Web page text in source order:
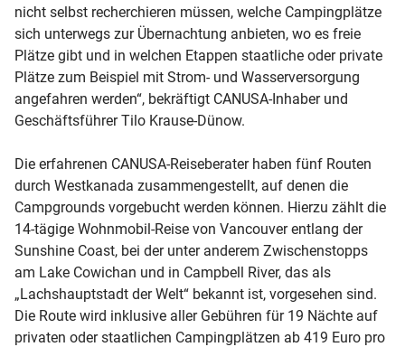
nicht selbst recherchieren müssen, welche Campingplätze
sich unterwegs zur Übernachtung anbieten, wo es freie
Plätze gibt und in welchen Etappen staatliche oder private
Plätze zum Beispiel mit Strom- und Wasserversorgung
angefahren werden“, bekräftigt CANUSA-Inhaber und
Geschäftsführer Tilo Krause-Dünow.
Die erfahrenen CANUSA-Reiseberater haben fünf Routen
durch Westkanada zusammengestellt, auf denen die
Campgrounds vorgebucht werden können. Hierzu zählt die
14-tägige Wohnmobil-Reise von Vancouver entlang der
Sunshine Coast, bei der unter anderem Zwischenstopps
am Lake Cowichan und in Campbell River, das als
„Lachshauptstadt der Welt“ bekannt ist, vorgesehen sind.
Die Route wird inklusive aller Gebühren für 19 Nächte auf
privaten oder staatlichen Campingplätzen ab 419 Euro pro